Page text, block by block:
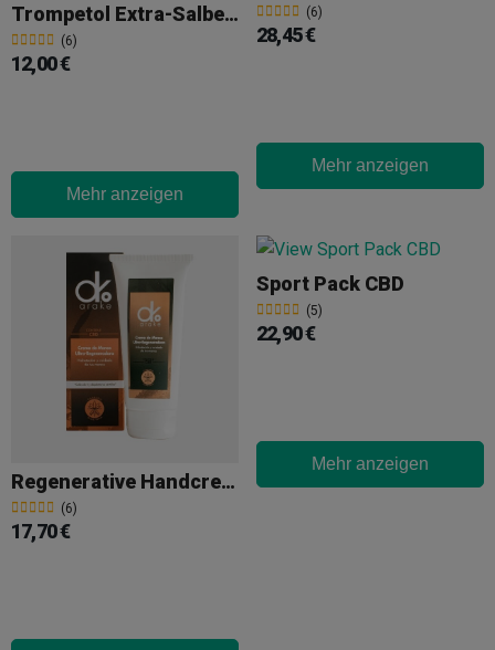
Trompetol Extra-Salbe & Teebaum
(6)
12,00 €
Mehr anzeigen
(6)
28,45 €
Mehr anzeigen
Regenerative Handcreme
(6)
17,70 €
Sport Pack CBD
(5)
22,90 €
Mehr anzeigen